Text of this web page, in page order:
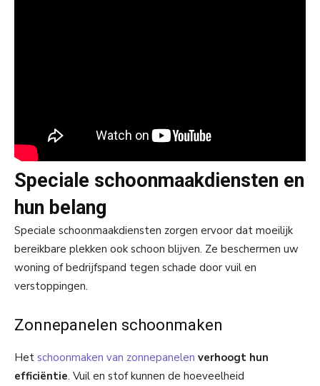
Speciale schoonmaakdiensten en
hun belang
Speciale schoonmaakdiensten zorgen ervoor dat moeilijk
bereikbare plekken ook schoon blijven. Ze beschermen uw
woning of bedrijfspand tegen schade door vuil en
verstoppingen.
Zonnepanelen schoonmaken
Het schoonmaken van zonnepanelen verhoogt hun
efficiëntie. Vuil en stof kunnen de hoeveelheid